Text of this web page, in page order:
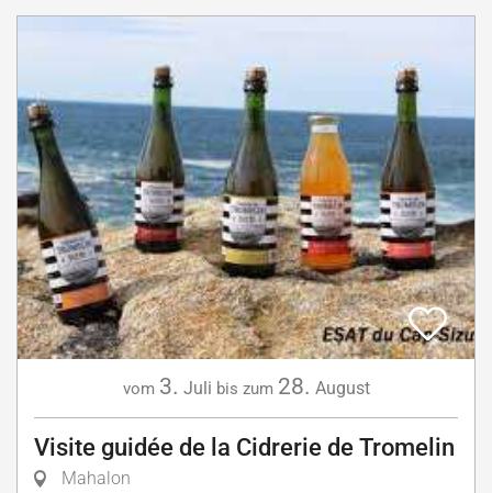
vom 3. Juli bis zum 28. August
Visite guidée de la Cidrerie de Tromelin
Mahalon